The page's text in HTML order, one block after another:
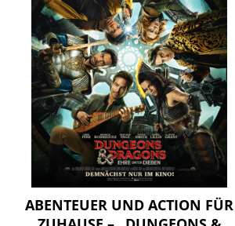
ABENTEUER UND ACTION FÜR